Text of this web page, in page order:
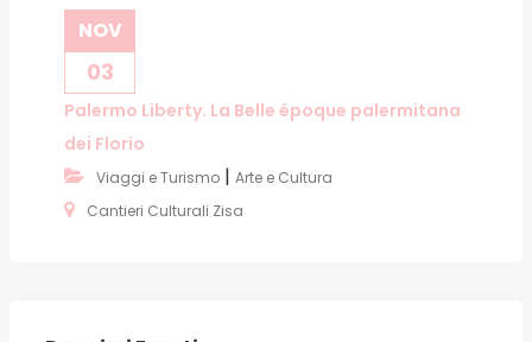
NOV
03
Palermo Liberty. La Belle époque palermitana
dei Florio
Viaggi e Turismo | Arte e Cultura
Cantieri Culturali Zisa